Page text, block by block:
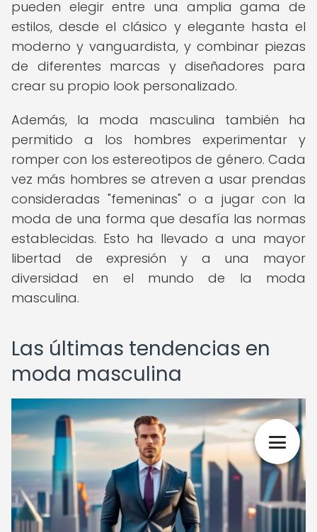
pueden elegir entre una amplia gama de
estilos, desde el clásico y elegante hasta el
moderno y vanguardista, y combinar piezas
de diferentes marcas y diseñadores para
crear su propio look personalizado.
Además, la moda masculina también ha
permitido a los hombres experimentar y
romper con los estereotipos de género. Cada
vez más hombres se atreven a usar prendas
consideradas "femeninas" o a jugar con la
moda de una forma que desafía las normas
establecidas. Esto ha llevado a una mayor
libertad de expresión y a una mayor
diversidad en el mundo de la moda
masculina.
Las últimas tendencias en
moda masculina